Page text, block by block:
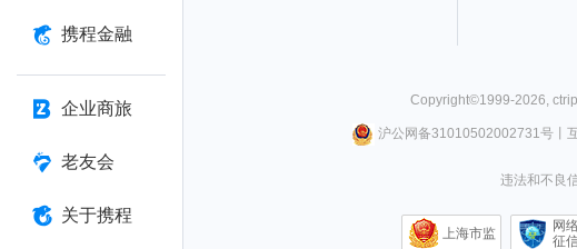
携程金融
企业商旅
老友会
关于携程
Copyright©1999-2026,
沪公网备31010502002731号丨
违法和不良
上海市监
网
征